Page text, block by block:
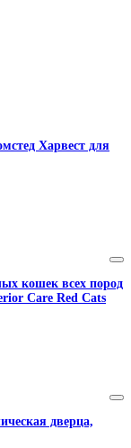
Харвест для
кошек всех пород
Care Red Cats
дверца,